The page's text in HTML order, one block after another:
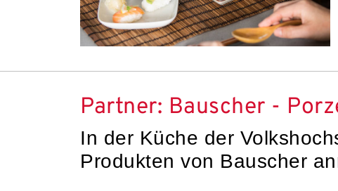
Partner: Bauscher -
In der Küche der
Produkten von Bauscher